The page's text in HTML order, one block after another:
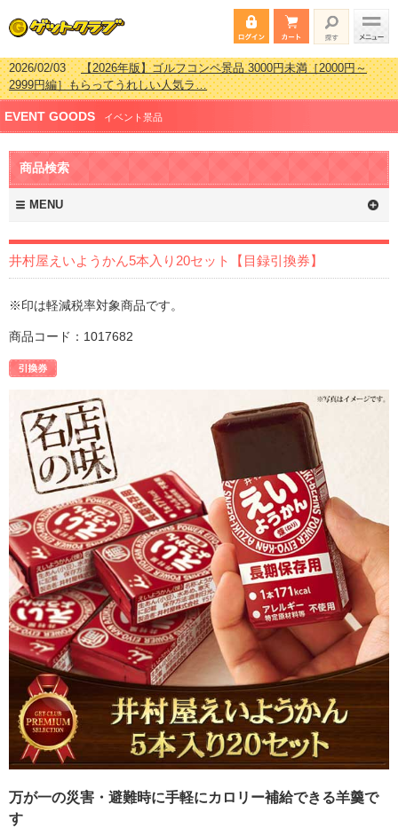
2026/02/03【2026年版】ゴルフコンペ景品 3000円未満［2000円～
2999円編］もらってうれしい人気ラ…
2026/07/15【2026年版】ビンゴゲーム景品おすすめ金額別人気ランキ
ング 更新しました！
2026/04/03【2026年版】ゴルフコンペ景品 3000円未満［2000円～
2999円編］もらってうれしい人気ラ…
2026/02/16
新しました！
EVENT GOODS イベント景品
商品検索
MENU
井村屋えいようかん5本入り20セット【目録引換券】
※印は軽減税率対象商品です。
商品コード：1017682
万が一の災害・避難時に手軽にカロリー補給できる羊羹で
す